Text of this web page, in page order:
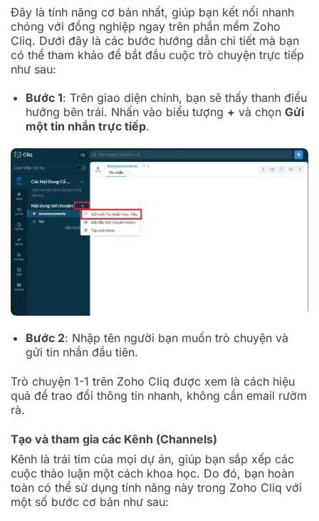
Đây là tính năng cơ bản nhất, giúp bạn kết nối nhanh
chóng với đồng nghiệp ngay trên phần mềm Zoho
Cliq. Dưới đây là các bước hướng dẫn chi tiết mà bạn
có thể tham khảo để bắt đầu cuộc trò chuyện trực tiếp
như sau:
Bước 1: Trên giao diện chính, bạn sẽ thấy thanh điều
hướng bên trái. Nhấn vào biểu tượng + và chọn Gửi
một tin nhắn trực tiếp.
Bước 2: Nhập tên người bạn muốn trò chuyện và
gửi tin nhắn đầu tiên.
Trò chuyện 1-1 trên Zoho Cliq được xem là cách hiệu
quả để trao đổi thông tin nhanh, không cần email rườm
rà.
Tạo và tham gia các Kênh (Channels)
Kênh là trái tim của mọi dự án, giúp bạn sắp xếp các
cuộc thảo luận một cách khoa học. Do đó, bạn hoàn
toàn có thể sử dụng tính năng này trong Zoho Cliq với
một số bước cơ bản như sau: